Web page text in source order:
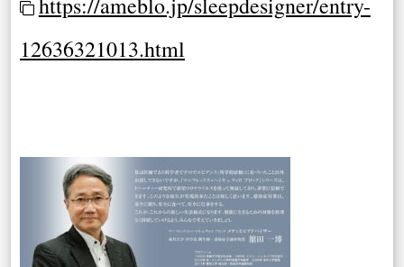
https://ameblo.jp/sleepdesigner/entry-
12636321013.html